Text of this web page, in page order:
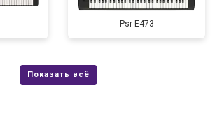
Psr-E473